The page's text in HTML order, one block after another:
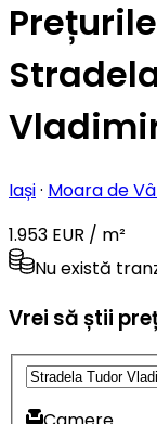
Iași· Moara de
1.953 EUR / m²
Nu există
Vrei să știi